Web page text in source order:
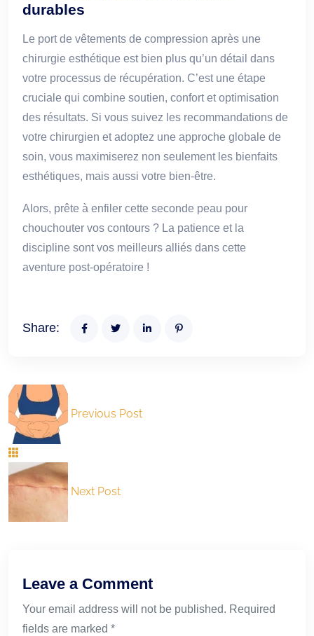
durables
Le port de vêtements de compression après une
chirurgie esthétique est bien plus qu’un détail dans
votre processus de récupération. C’est une étape
cruciale qui combine soutien, confort et optimisation
des résultats. Si vous suivez les recommandations de
votre chirurgien et adoptez une approche globale de
soin, vous maximiserez non seulement les bienfaits
esthétiques, mais aussi votre bien-être.
Alors, prête à enfiler cette seconde peau pour
chouchouter vos contours ? La patience et la
discipline sont vos meilleurs alliés dans cette
aventure post-opératoire !
Share:
Previous Post
Next Post
Leave a Comment
Your email address will not be published. Required
fields are marked *